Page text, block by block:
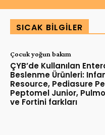
SICAK BILGILER
Çocuk yoğun bakım
ÇYB’de Kullanılan
Beslenme Ürünleri:
Resource, Pediasure
Peptomel Junior,
ve Fortini farkları